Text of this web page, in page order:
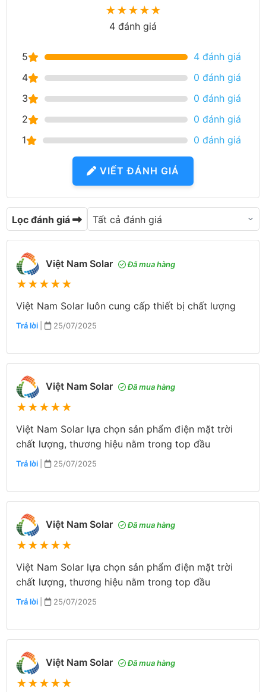
★★★★★
4 đánh giá
5
4 đánh giá
4
0 đánh giá
3
0 đánh giá
2
0 đánh giá
1
0 đánh giá
VIẾT ĐÁNH GIÁ
Lọc đánh giá
Việt Nam Solar Đã mua hàng
★★★★★
Việt Nam Solar luôn cung cấp thiết bị chất lượng
Trả lời | 25/07/2025
Việt Nam Solar Đã mua hàng
★★★★★
Việt Nam Solar lựa chọn sản phẩm điện mặt trời
chất lượng, thương hiệu nằm trong top đầu
Trả lời | 25/07/2025
Việt Nam Solar Đã mua hàng
★★★★★
Việt Nam Solar lựa chọn sản phẩm điện mặt trời
chất lượng, thương hiệu nằm trong top đầu
Trả lời | 25/07/2025
Việt Nam Solar Đã mua hàng
★★★★★